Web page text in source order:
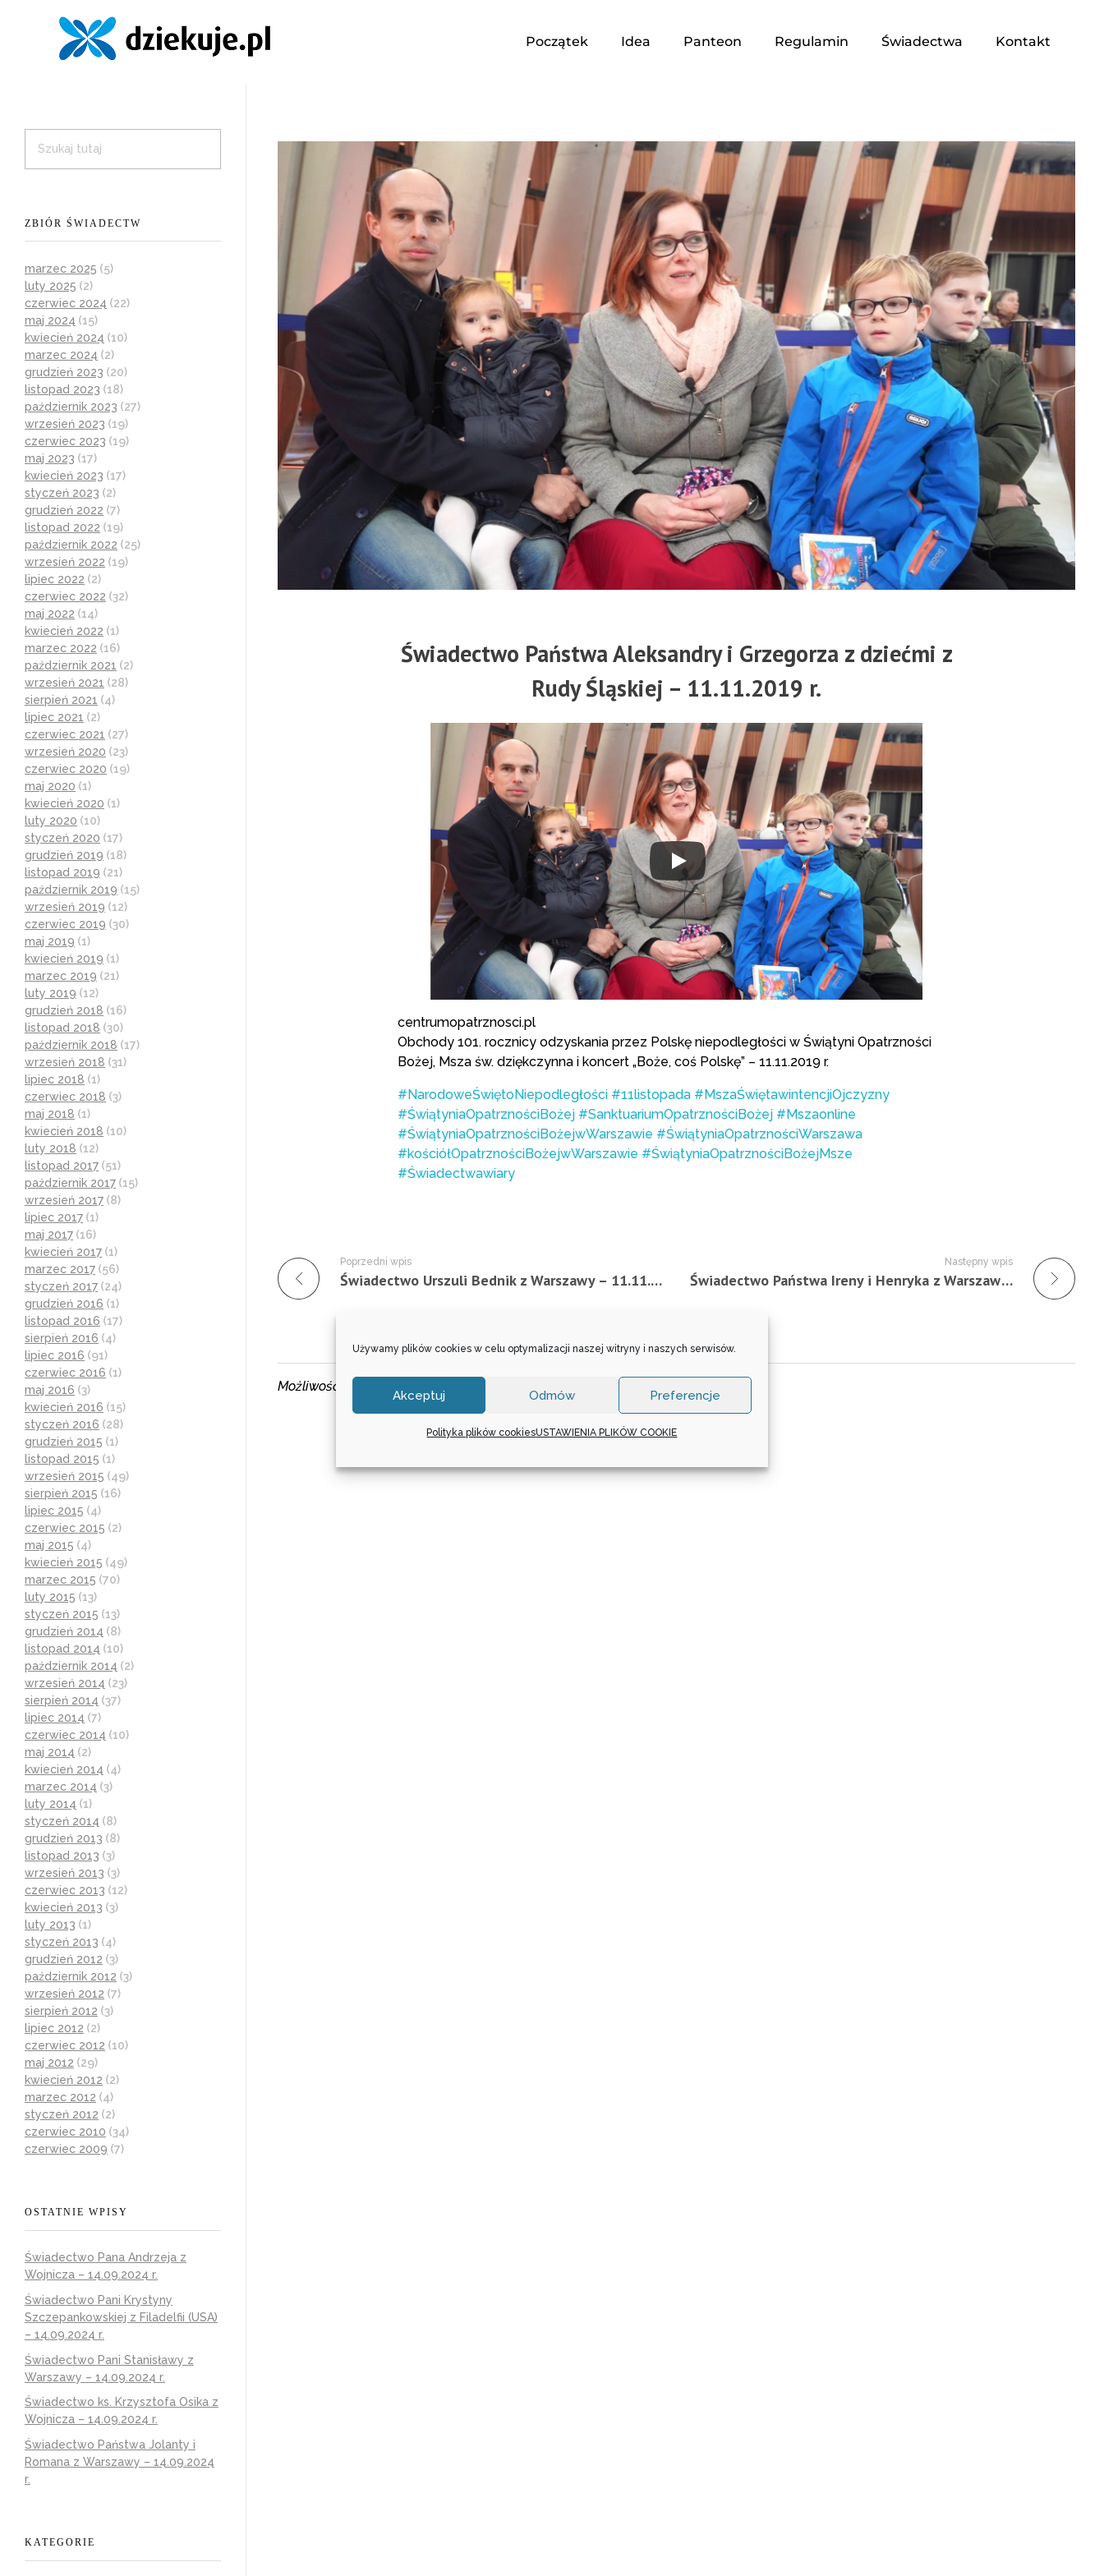
Używamy plików cookies w celu optymalizacji naszej witryny i naszych serwisów.
Akceptuj Odmów Preferencje
Polityka plików cookiesUSTAWIENIA PLIKÓW COOKIE
Początek Idea Panteon Regulamin Świadectwa Kontakt
Świadectwo Państwa Aleksandry i Grzegorza z dziećmi z
Rudy Śląskiej – 11.11.2019 r.
centrumopatrznosci.pl
Obchody 101. rocznicy odzyskania przez Polskę niepodległości w Świątyni Opatrzności
Bożej, Msza św. dziękczynna i koncert „Boże, coś Polskę” – 11.11.2019 r.
#NarodoweŚwiętoNiepodległości #11listopada #MszaŚwiętawintencjiOjczyzny
#ŚwiątyniaOpatrznościBożej #SanktuariumOpatrznościBożej #Mszaonline
#ŚwiątyniaOpatrznościBożejwWarszawie #ŚwiątyniaOpatrznościWarszawa
#kościółOpatrznościBożejwWarszawie #ŚwiątyniaOpatrznościBożejMsze
#Świadectwawiary
Poprzedni wpis
Świadectwo Urszuli Bednik z Warszawy – 11.11.2019 r.
Następny wpis
Świadectwo Państwa Ireny i Henryka z Warszawy (Darczyńcy) – 28.12.2019 r.
Możliwość komentowania została wyłączona.
ZBIÓR ŚWIADECTW
marzec 2025 (5)
luty 2025 (2)
czerwiec 2024 (22)
maj 2024 (15)
kwiecień 2024 (10)
marzec 2024 (2)
grudzień 2023 (20)
listopad 2023 (18)
październik 2023 (27)
wrzesień 2023 (19)
czerwiec 2023 (19)
maj 2023 (17)
kwiecień 2023 (17)
styczeń 2023 (2)
grudzień 2022 (7)
listopad 2022 (19)
październik 2022 (25)
wrzesień 2022 (19)
lipiec 2022 (2)
czerwiec 2022 (32)
maj 2022 (14)
kwiecień 2022 (1)
marzec 2022 (16)
październik 2021 (2)
wrzesień 2021 (28)
sierpień 2021 (4)
lipiec 2021 (2)
czerwiec 2021 (27)
wrzesień 2020 (23)
czerwiec 2020 (19)
maj 2020 (1)
kwiecień 2020 (1)
luty 2020 (10)
styczeń 2020 (17)
grudzień 2019 (18)
listopad 2019 (21)
październik 2019 (15)
wrzesień 2019 (12)
czerwiec 2019 (30)
maj 2019 (1)
kwiecień 2019 (1)
marzec 2019 (21)
luty 2019 (12)
grudzień 2018 (16)
listopad 2018 (30)
październik 2018 (17)
wrzesień 2018 (31)
lipiec 2018 (1)
czerwiec 2018 (3)
maj 2018 (1)
kwiecień 2018 (10)
luty 2018 (12)
listopad 2017 (51)
październik 2017 (15)
wrzesień 2017 (8)
lipiec 2017 (1)
maj 2017 (16)
kwiecień 2017 (1)
marzec 2017 (56)
styczeń 2017 (24)
grudzień 2016 (1)
listopad 2016 (17)
sierpień 2016 (4)
lipiec 2016 (91)
czerwiec 2016 (1)
maj 2016 (3)
kwiecień 2016 (15)
styczeń 2016 (28)
grudzień 2015 (1)
listopad 2015 (1)
wrzesień 2015 (49)
sierpień 2015 (16)
lipiec 2015 (4)
czerwiec 2015 (2)
maj 2015 (4)
kwiecień 2015 (49)
marzec 2015 (70)
luty 2015 (13)
styczeń 2015 (13)
grudzień 2014 (8)
listopad 2014 (10)
październik 2014 (2)
wrzesień 2014 (23)
sierpień 2014 (37)
lipiec 2014 (7)
czerwiec 2014 (10)
maj 2014 (2)
kwiecień 2014 (4)
marzec 2014 (3)
luty 2014 (1)
styczeń 2014 (8)
grudzień 2013 (8)
listopad 2013 (3)
wrzesień 2013 (3)
czerwiec 2013 (12)
kwiecień 2013 (3)
luty 2013 (1)
styczeń 2013 (4)
grudzień 2012 (3)
październik 2012 (3)
wrzesień 2012 (7)
sierpień 2012 (3)
lipiec 2012 (2)
czerwiec 2012 (10)
maj 2012 (29)
kwiecień 2012 (2)
marzec 2012 (4)
styczeń 2012 (2)
czerwiec 2010 (34)
czerwiec 2009 (7)
OSTATNIE WPISY
Świadectwo Pana Andrzeja z
Wojnicza – 14.09.2024 r.
Świadectwo Pani Krystyny
Szczepankowskiej z Filadelfii (USA)
– 14.09.2024 r.
Świadectwo Pani Stanisławy z
Warszawy – 14.09.2024 r.
Świadectwo ks. Krzysztofa Osika z
Wojnicza – 14.09.2024 r.
Świadectwo Państwa Jolanty i
Romana z Warszawy – 14.09.2024
r.
KATEGORIE